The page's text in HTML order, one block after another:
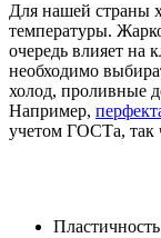
Для нашей страны
температуры.
очередь влияет на
необходимо
холод, проливные
Например,
учетом ГОСТа, так